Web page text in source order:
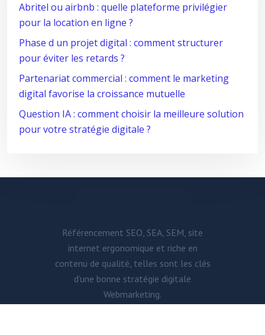
Abritel ou airbnb : quelle plateforme privilégier
pour la location en ligne ?
Phase d un projet digital : comment structurer
pour éviter les retards ?
Partenariat commercial : comment le marketing
digital favorise la croissance mutuelle
Question IA : comment choisir la meilleure solution
pour votre stratégie digitale ?
Référencement SEO, SEA, SEM, site
internet ergonomique et riche en
contenu de qualité, telles sont les clés
d’une bonne stratégie digitale
Webmarketing.